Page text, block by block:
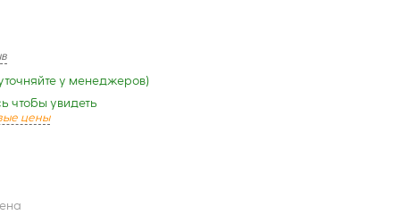
у менеджеров)
чтобы увидеть
цены